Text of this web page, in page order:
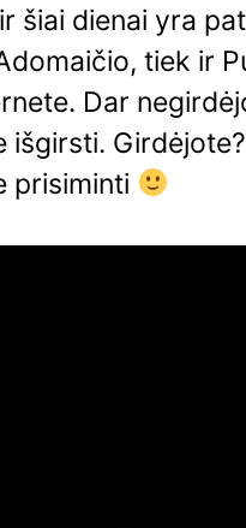
šiai dienai yra
tiek ir
Dar
išgirsti.
prisiminti